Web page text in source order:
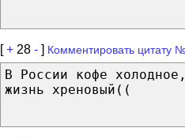
[+ 28 - ] Комментировать цитату
В России кофе
жизнь хреновый((